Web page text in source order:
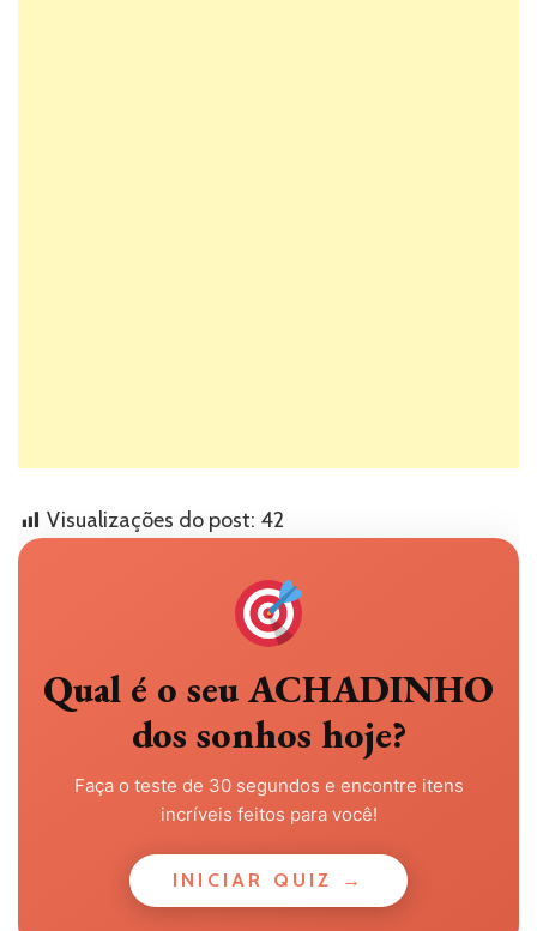
Visualizações do post: 42
Qual é o seu ACHADINHO
dos sonhos hoje?
Faça o teste de 30 segundos e encontre itens
incríveis feitos para você!
INICIAR QUIZ →